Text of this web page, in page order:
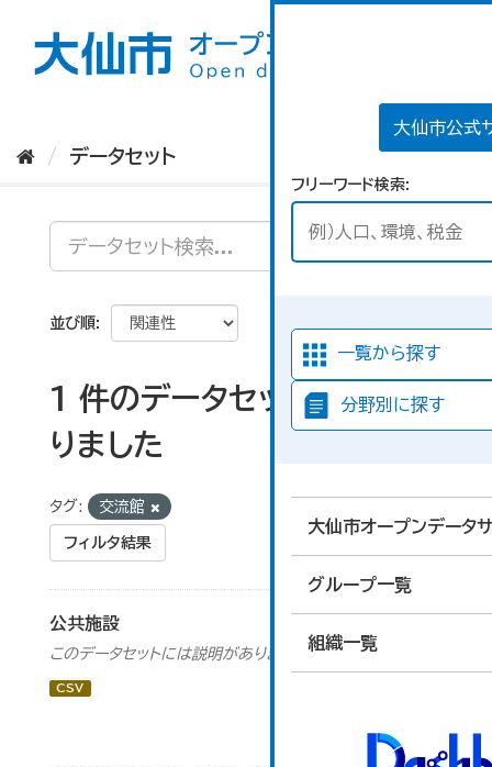
大仙市公式
フリーワード検索
一覧から探す
分野別に探す
大仙市オープンデータ
グループ一覧
組織一覧
データセット
並び順
1 件のデータセットが見つか
りました
タグ: 交流館
フィルタ結果
公共施設
このデータセットには説明がありません
CSV